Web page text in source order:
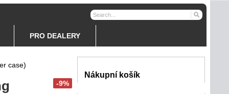
PRO DEALERY
Nákupní košík
case)
-9%